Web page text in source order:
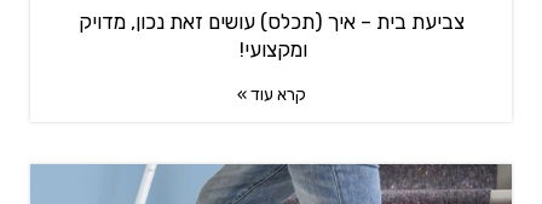
צביעת בית – איך (תכלס) עושים זאת נכון, מדויק
ומקצועי!
קרא עוד »